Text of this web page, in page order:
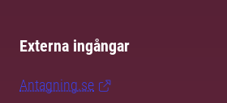
Externa ingångar
Antagning.se